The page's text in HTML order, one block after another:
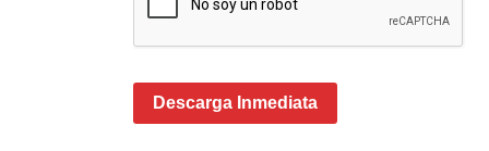
Descarga Inmediata